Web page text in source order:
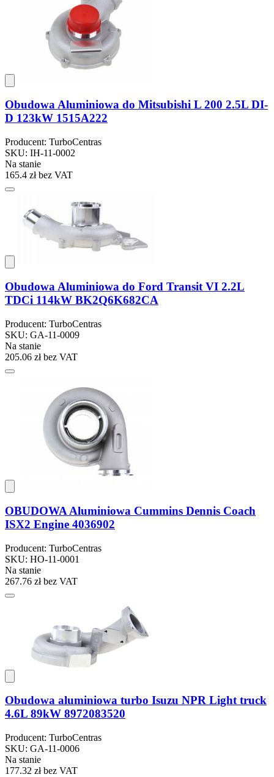
Obudowa Aluminiowa do Mitsubishi L 200 2.5L DI-
D 123kW 1515A222
Producent: TurboCentras
SKU: IH-11-0002
Na stanie
165.4 złbez VAT
Obudowa Aluminiowa do Ford Transit VI 2.2L
TDCi 114kW BK2Q6K682CA
Producent: TurboCentras
SKU: GA-11-0009
Na stanie
205.06 złbez VAT
OBUDOWA Aluminiowa Cummins Dennis Coach
ISX2 Engine 4036902
Producent: TurboCentras
SKU: HO-11-0001
Na stanie
267.76 złbez VAT
Obudowa aluminiowa turbo Isuzu NPR Light truck
4.6L 89kW 8972083520
Producent: TurboCentras
SKU: GA-11-0006
Na stanie
177.32 złbez VAT